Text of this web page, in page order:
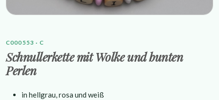
C000553 · C
Schnullerkette mit Wolke und bunten
Perlen
in hellgrau, rosa und weiß